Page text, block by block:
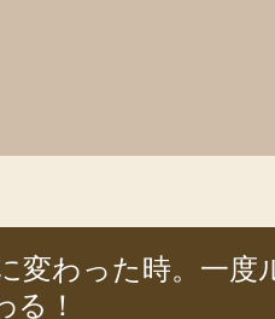
変わった時。一度
る！